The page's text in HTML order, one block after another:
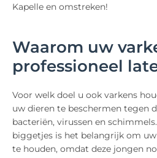
Kapelle en omstreken!
Waarom uw
professioneel
Voor welk doel u ook varkens
uw dieren te beschermen tegen
bacteriën, virussen en
biggetjes is het belangrijk om
te houden, omdat deze jongen